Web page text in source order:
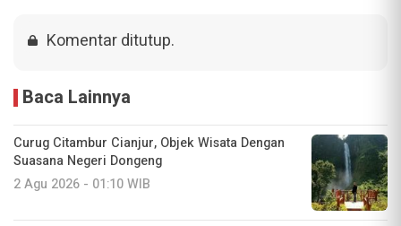
Komentar ditutup.
Baca Lainnya
Curug Citambur Cianjur, Objek Wisata Dengan
Suasana Negeri Dongeng
2 Agu 2026 - 01:10 WIB